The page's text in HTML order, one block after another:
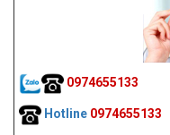
0974655133
Hotline 0974655133